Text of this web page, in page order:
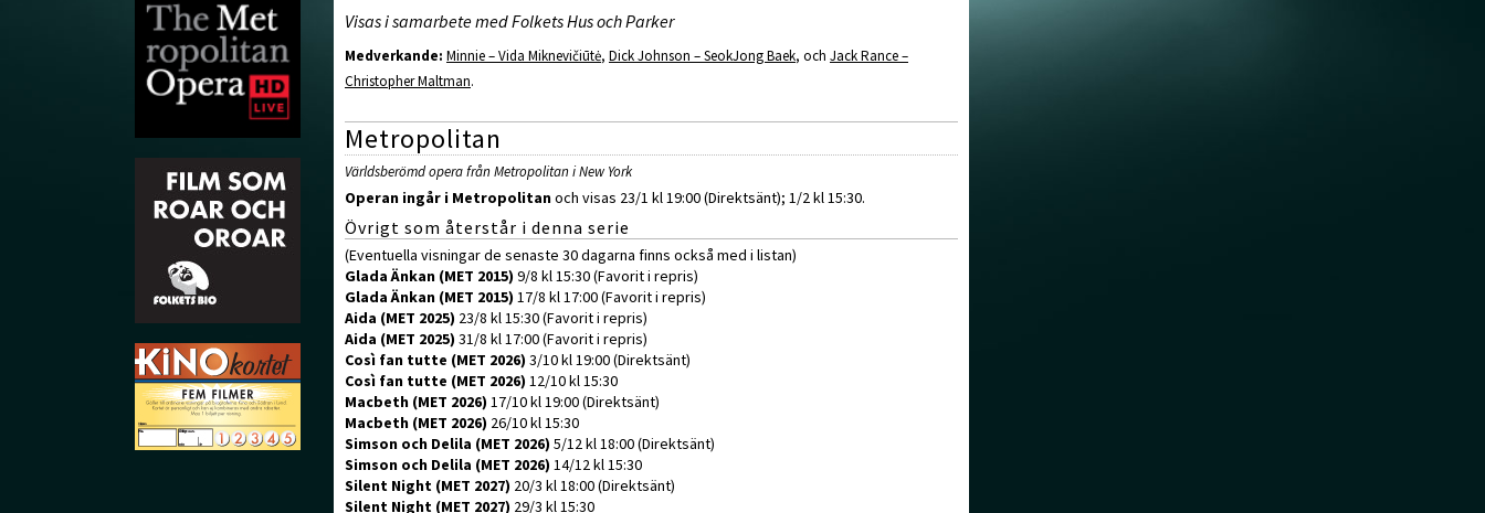
Visas i samarbete med Folkets Hus och Parker
Medverkande: Minnie – Vida Miknevičiūtė, Dick Johnson – SeokJong Baek, och Jack Rance –
Christopher Maltman.
Metropolitan
Världsberömd opera från Metropolitan i New York
Operan ingår i Metropolitanoch visas 23/1 kl 19:00 (Direktsänt); 1/2 kl 15:30.
Övrigt som återstår i denna serie
(Eventuella visningar de senaste 30 dagarna finns också med i listan)
Glada Änkan (MET 2015) 9/8 kl 15:30 (Favorit i repris)
Glada Änkan (MET 2015) 17/8 kl 17:00 (Favorit i repris)
Aida (MET 2025) 23/8 kl 15:30 (Favorit i repris)
Aida (MET 2025) 31/8 kl 17:00 (Favorit i repris)
Così fan tutte (MET 2026) 3/10 kl 19:00 (Direktsänt)
Così fan tutte (MET 2026) 12/10 kl 15:30
Macbeth (MET 2026) 17/10 kl 19:00 (Direktsänt)
Macbeth (MET 2026) 26/10 kl 15:30
Simson och Delila (MET 2026) 5/12 kl 18:00 (Direktsänt)
Simson och Delila (MET 2026) 14/12 kl 15:30
Silent Night (MET 2027) 20/3 kl 18:00 (Direktsänt)
Silent Night (MET 2027) 29/3 kl 15:30